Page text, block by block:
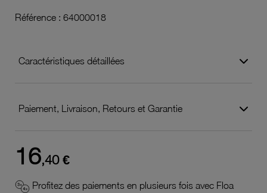
Référence : 64000018
Caractéristiques détaillées
Paiement, Livraison, Retours et Garantie
16,40 €
Profitez des paiements en plusieurs fois avec Floa